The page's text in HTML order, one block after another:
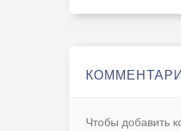
Чтобы добавить